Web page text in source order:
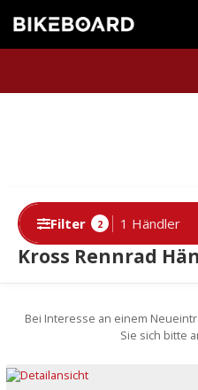
Filter 2 1 Händler
Kross Rennrad
Bei Interesse an einem
Sie sich bitte